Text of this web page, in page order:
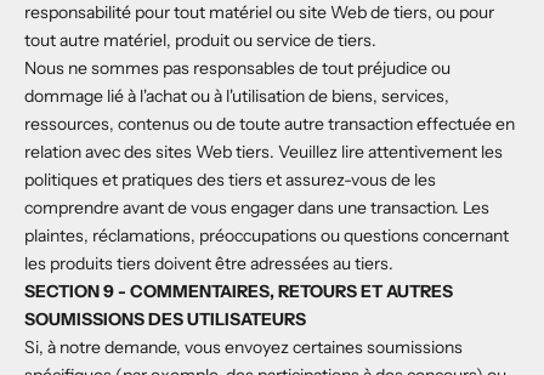
responsabilité pour tout matériel ou site Web de tiers, ou pour
tout autre matériel, produit ou service de tiers.
Nous ne sommes pas responsables de tout préjudice ou
dommage lié à l'achat ou à l'utilisation de biens, services,
ressources, contenus ou de toute autre transaction effectuée en
relation avec des sites Web tiers. Veuillez lire attentivement les
politiques et pratiques des tiers et assurez-vous de les
comprendre avant de vous engager dans une transaction. Les
plaintes, réclamations, préoccupations ou questions concernant
les produits tiers doivent être adressées au tiers.
SECTION 9 - COMMENTAIRES, RETOURS ET AUTRES
SOUMISSIONS DES UTILISATEURS
Si, à notre demande, vous envoyez certaines soumissions